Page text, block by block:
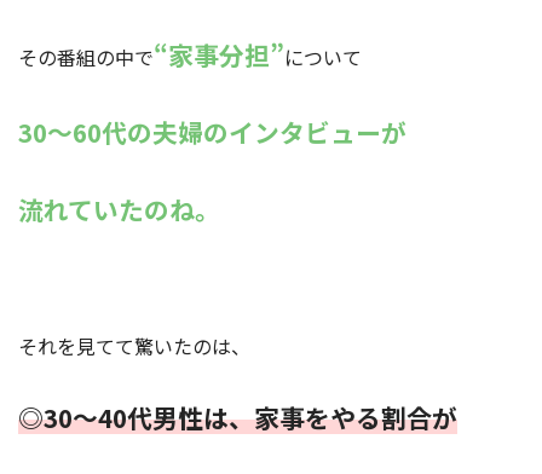
その番組の中で“家事分担”について
30〜60代の夫婦のインタビューが
流れていたのね。
それを見てて驚いたのは、
◎30〜40代男性は、家事をやる割合が